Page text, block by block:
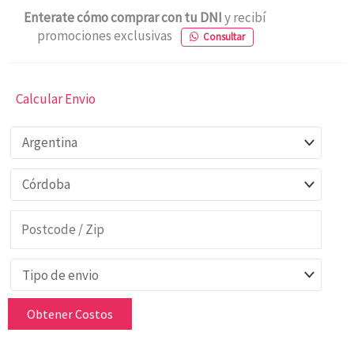
Enterate cómo comprar con tu DNIy recibí
promociones exclusivas
Consultar
Calcular Envio
Obtener Costos